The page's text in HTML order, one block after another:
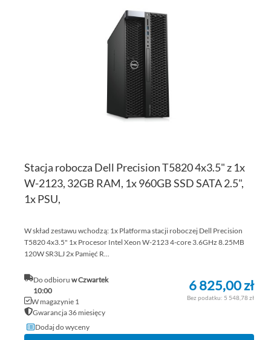
Stacja robocza Dell Precision T5820 4x3.5" z 1x
W-2123, 32GB RAM, 1x 960GB SSD SATA 2.5",
1x PSU,
W skład zestawu wchodzą: 1x Platforma stacji roboczej Dell Precision
T5820 4x3.5" 1x Procesor Intel Xeon W-2123 4-core 3.6GHz 8.25MB
120W SR3LJ 2x Pamięć R...
Do odbioruw Czwartek
10:00
W magazynie 1
Gwarancja 36 miesięcy
6 825,00 zł
5 548,78 zł
Dodaj do wyceny